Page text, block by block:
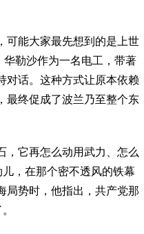
可能大家最先想到的是上世
华勒沙作为一名电工，带著
对话。这种方式让原本依赖
最终促成了波兰乃至整个东
，它再怎么动用武力、怎么
，在那个密不透风的铁幕
局势时，他指出，共产党那